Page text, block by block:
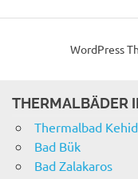
WordPress
THERMALBÄDER
Thermalbad
Bad Bük
Bad Zalakaros